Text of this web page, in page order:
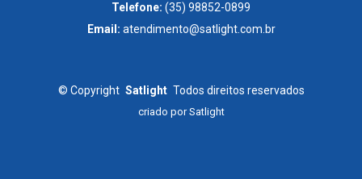
Telefone: (35) 98852-0899
Email: atendimento@satlight.com.br
© Copyright Satlight Todos direitos reservados
criado porSatlight